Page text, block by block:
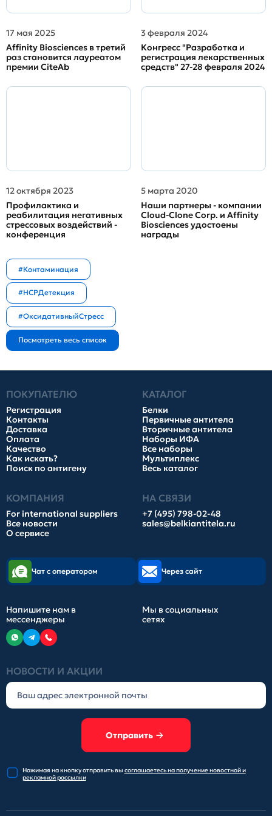
17 мая 2025
Affinity Biosciences в третий
раз становится лауреатом
премии CiteAb
3 февраля 2024
Конгресс "Разработка и
регистрация лекарственных
средств" 27-28 февраля 2024
12 октября 2023
Профилактика и
реабилитация негативных
стрессовых воздействий -
конференция
5 марта 2020
Наши партнеры - компании
Cloud-Clone Corp. и Affinity
Biosciences удостоены
награды
#Контаминация
#HCPДетекция
#ОксидативныйСтресс
ПОКУПАТЕЛЮ
Регистрация
Контакты
Доставка
Оплата
Качество
Как искать?
Поиск по антигену
КАТАЛОГ
Белки
Первичные антитела
Вторичные антитела
Наборы ИФА
Все наборы
Мультиплекс
Весь каталог
КОМПАНИЯ
For international suppliers
Все новости
О сервисе
НА СВЯЗИ
+7 (495) 798-02-48
sales@belkiantitela.ru
НОВОСТИ И АКЦИИ
Отправить
Нажимая на кнопку отправитьвы соглашаетесь на получениеновостной и
рекламной рассылки
Чат с оператором Через сайт
Напишите нам в
мессенджеры
Мы в социальных
сетях